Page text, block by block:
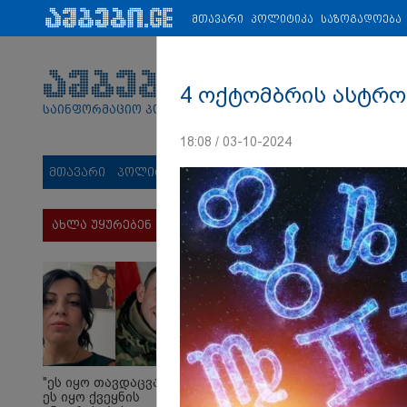
პარტნიორები: ახალი ამბები ეკონომიკა ვიდეო
საინფორმაციო პორტალი
მთავარი პოლიტიკა საზოგადოება სამართალი
ახლა უყურებენ
"ეს იყო თავდაცვა და
ეს იყო ქვეყნის
მთავარი პოლიტიკა საზოგადოება
4 ოქტომბრის
18:08 / 03-10-2024